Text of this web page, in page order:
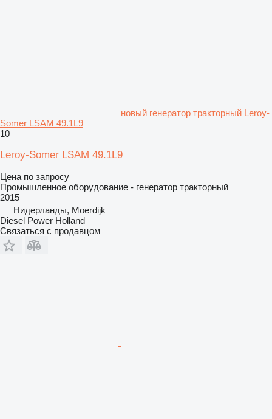
новый генератор тракторный Leroy-
Somer LSAM 49.1L9
10
Leroy-Somer LSAM 49.1L9
Цена по запросу
Промышленное оборудование - генератор тракторный
2015
Нидерланды, Moerdijk
Diesel Power Holland
Связаться с продавцом